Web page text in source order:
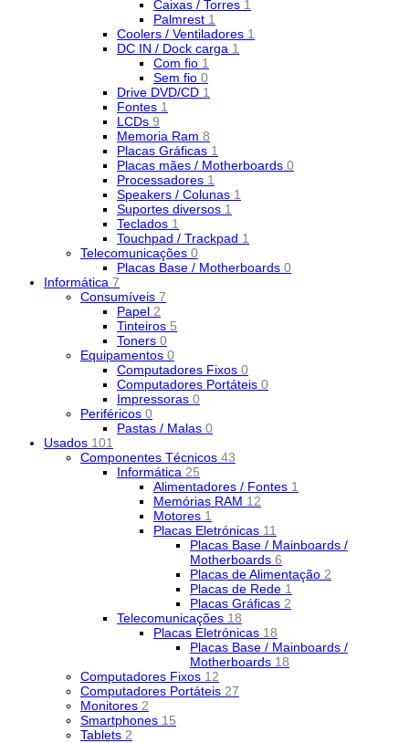
Caixas / Torres 1
Palmrest 1
Coolers / Ventiladores 1
DC IN / Dock carga 1
Com fio 1
Sem fio 0
Drive DVD/CD 1
Fontes 1
LCDs 9
Memoria Ram 8
Placas Gráficas 1
Placas mães / Motherboards 0
Processadores 1
Speakers / Colunas 1
Suportes diversos 1
Teclados 1
Touchpad / Trackpad 1
Telecomunicações 0
Placas Base / Motherboards 0
Informática 7
Consumíveis 7
Papel 2
Tinteiros 5
Toners 0
Equipamentos 0
Computadores Fixos 0
Computadores Portáteis 0
Impressoras 0
Periféricos 0
Pastas / Malas 0
Usados 101
Componentes Técnicos 43
Informática 25
Alimentadores / Fontes 1
Memórias RAM 12
Motores 1
Placas Eletrónicas 11
Placas Base / Mainboards /
Motherboards 6
Placas de Alimentação 2
Placas de Rede 1
Placas Gráficas 2
Telecomunicações 18
Placas Eletrónicas 18
Placas Base / Mainboards /
Motherboards 18
Computadores Fixos 12
Computadores Portáteis 27
Monitores 2
Smartphones 15
Tablets 2